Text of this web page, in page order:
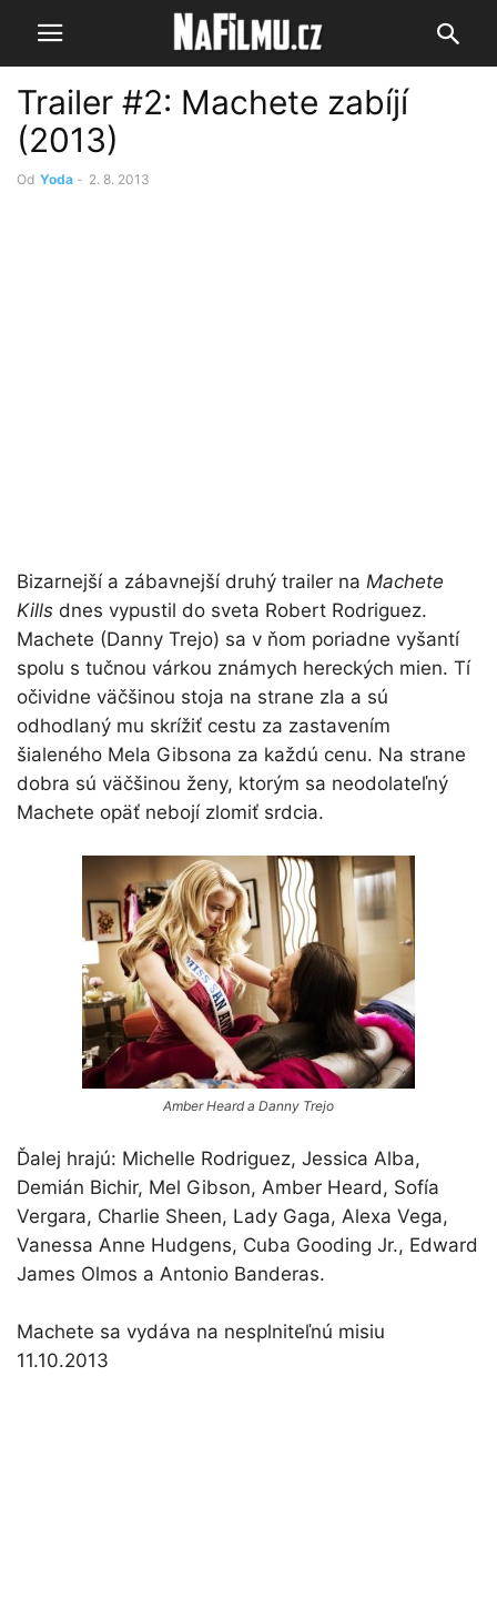
Trailer #2: Machete zabíjí
(2013)
Od Yoda - 2. 8. 2013
Bizarnejší a zábavnejší druhý trailer na Machete
Kills dnes vypustil do sveta Robert Rodriguez.
Machete (Danny Trejo) sa v ňom poriadne vyšantí
spolu s tučnou várkou známych hereckých mien. Tí
očividne väčšinou stoja na strane zla a sú
odhodlaný mu skrížiť cestu za zastavením
šialeného Mela Gibsona za každú cenu. Na strane
dobra sú väčšinou ženy, ktorým sa neodolateľný
Machete opäť nebojí zlomiť srdcia.
Amber Heard a Danny Trejo
Ďalej hrajú: Michelle Rodriguez, Jessica Alba,
Demián Bichir, Mel Gibson, Amber Heard, Sofía
Vergara, Charlie Sheen, Lady Gaga, Alexa Vega,
Vanessa Anne Hudgens, Cuba Gooding Jr., Edward
James Olmos a Antonio Banderas.
Machete sa vydáva na nesplniteľnú misiu
11.10.2013